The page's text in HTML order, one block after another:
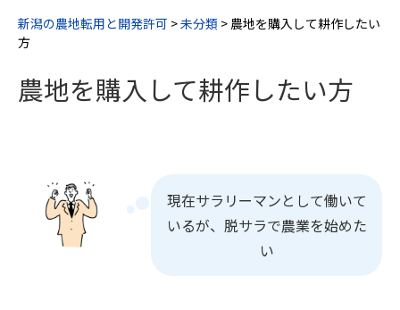
新潟の農地転用と開発許可 >未分類 > 農地を購入して耕作したい
方
農地を購入して耕作したい方
現在サラリーマンとして働いて
いるが、脱サラで農業を始めた
い